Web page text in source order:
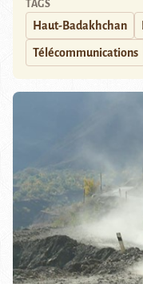
TAGS
Haut-Badakhchan
Télécommunications